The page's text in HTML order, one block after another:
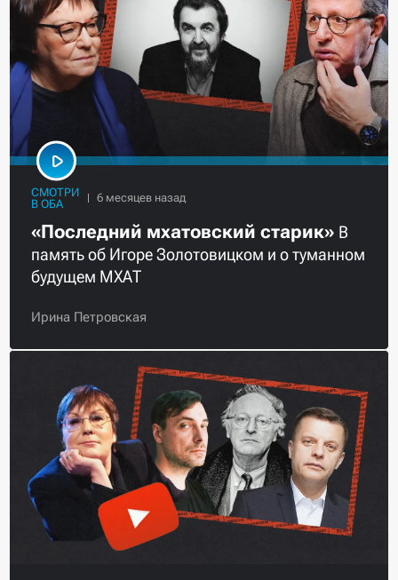
СМОТРИ
В ОБА
«Последний мхатовский старик» В
память об Игоре Золотовицком и о туманном
будущем МХАТ
Ирина Петровская